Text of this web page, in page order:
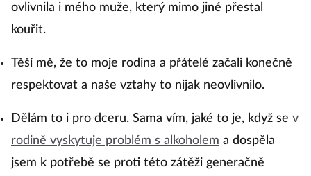
ovlivnila i mého muže, který mimo jiné přestal
kouřit.
Těší mě, že to moje rodina a přátelé začali konečně
respektovat a naše vztahy to nijak neovlivnilo.
Dělám to i pro dceru. Sama vím, jaké to je, když se v
rodině vyskytuje problém s alkoholem a dospěla
jsem k potřebě se proti této zátěži generačně